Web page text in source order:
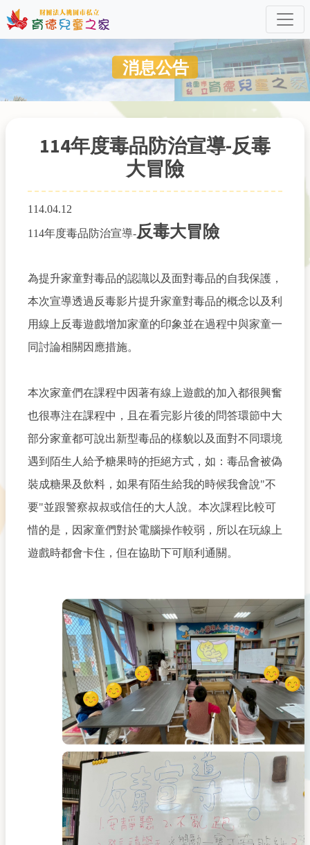
消息公告
114年度毒品防治宣導-反毒
大冒險
114.04.12
114年度毒品防治宣導-反毒大冒險
為提升家童對毒品的認識以及面對毒品的自我保護，
本次宣導透過反毒影片提升家童對毒品的概念以及利
用線上反毒遊戲增加家童的印象並在過程中與家童一
同討論相關因應措施。
本次家童們在課程中因著有線上遊戲的加入都很興奮
也很專注在課程中，且在看完影片後的問答環節中大
部分家童都可說出新型毒品的樣貌以及面對不同環境
遇到陌生人給予糖果時的拒絕方式，如：毒品會被偽
裝成糖果及飲料，如果有陌生給我的時候我會說"不
要"並跟警察叔叔或信任的大人說。本次課程比較可
惜的是，因家童們對於電腦操作較弱，所以在玩線上
遊戲時都會卡住，但在協助下可順利通關。